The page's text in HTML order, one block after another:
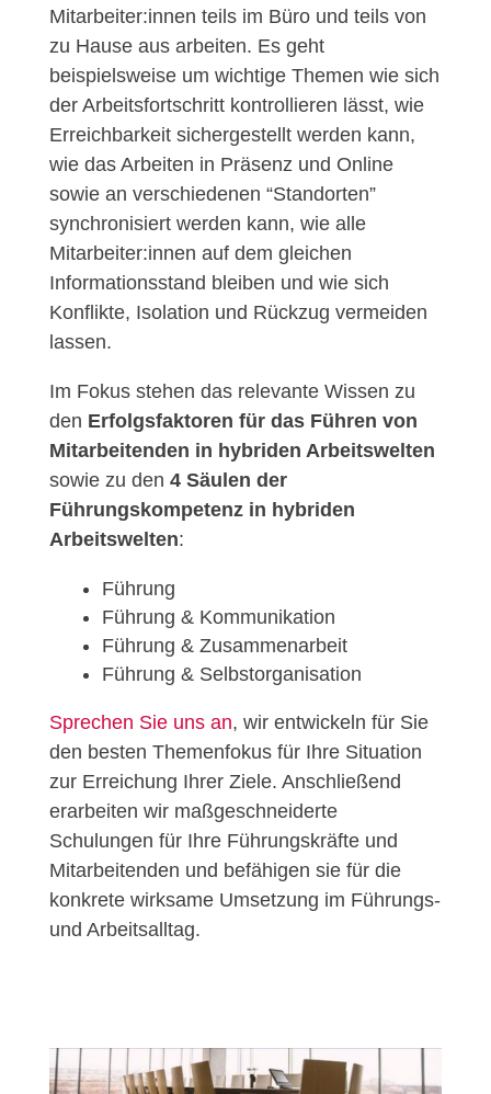
Mitarbeiter:innen teils im Büro und teils von
zu Hause aus arbeiten. Es geht
beispielsweise um wichtige Themen wie sich
der Arbeitsfortschritt kontrollieren lässt, wie
Erreichbarkeit sichergestellt werden kann,
wie das Arbeiten in Präsenz und Online
sowie an verschiedenen “Standorten”
synchronisiert werden kann, wie alle
Mitarbeiter:innen auf dem gleichen
Informationsstand bleiben und wie sich
Konflikte, Isolation und Rückzug vermeiden
lassen.
Im Fokus stehen das relevante Wissen zu
den Erfolgsfaktoren für das Führen von
Mitarbeitenden in hybriden Arbeitswelten
sowie zu den 4 Säulen der
Führungskompetenz in hybriden
Arbeitswelten:
Führung
Führung & Kommunikation
Führung & Zusammenarbeit
Führung & Selbstorganisation
Sprechen Sie uns an, wir entwickeln für Sie
den besten Themenfokus für Ihre Situation
zur Erreichung Ihrer Ziele. Anschließend
erarbeiten wir maßgeschneiderte
Schulungen für Ihre Führungskräfte und
Mitarbeitenden und befähigen sie für die
konkrete wirksame Umsetzung im Führungs-
und Arbeitsalltag.